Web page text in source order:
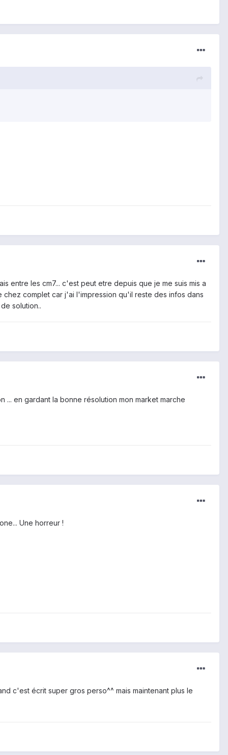
entre les cm7... c'est peut etre depuis que je me suis mis a
complet car j'ai l'impression qu'il reste des infos dans
solution..
en gardant la bonne résolution mon market marche
Une horreur !
c'est écrit super gros perso^^ mais maintenant plus le